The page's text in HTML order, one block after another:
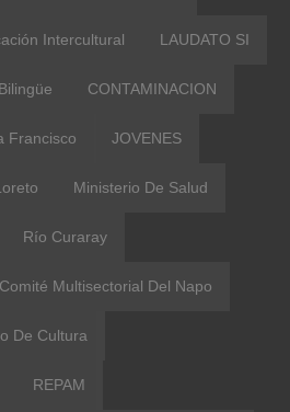
Intercultural LAUDATO SI
CONTAMINACION
Francisco JOVENES
Ministerio De Salud
Río Curaray
Comité Multisectorial Del Napo
De Cultura
REPAM